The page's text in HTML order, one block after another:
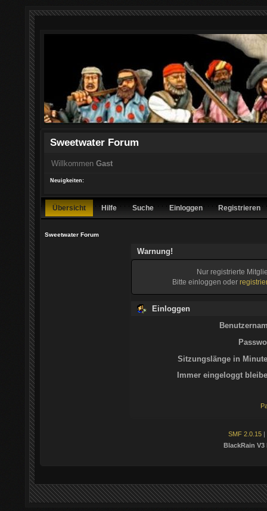
Sweetwater Forum
Willkommen Gast
Neuigkeiten:
Übersicht Hilfe Suche Einloggen Registrieren
Sweetwater Forum
Warnung!
Nur registrierte
Bitte einloggen oder
Einloggen
Sitzungslänge in
Immer eingeloggt
SMF 2.0.15 |
BlackRain V3